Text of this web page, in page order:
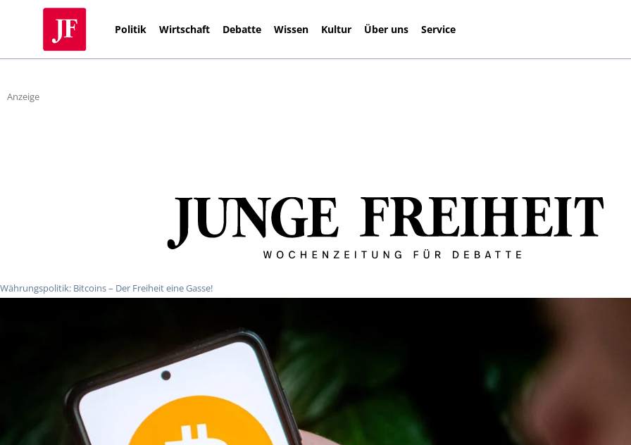
Politik Wirtschaft Debatte Wissen Kultur Über uns Service
Anzeige
Währungspolitik: Bitcoins – Der Freiheit eine Gasse!